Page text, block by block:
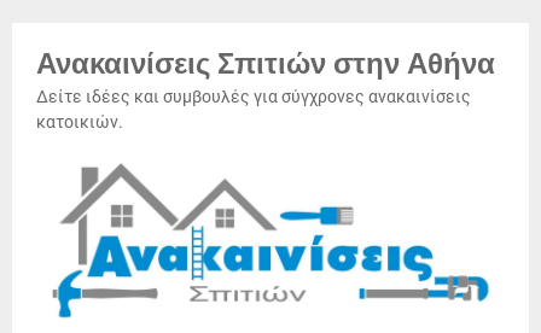
Ανακαινίσεις Σπιτιών στην Αθήνα
Δείτε ιδέες και συμβουλές για σύγχρονες ανακαινίσεις
κατοικιών.